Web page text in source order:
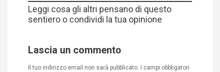
Leggi cosa gli altri pensano di questo
sentiero o condividi la tua opinione
Lascia un commento
Il tuo indirizzo email non sarà pubblicato.
I campi obbligatori